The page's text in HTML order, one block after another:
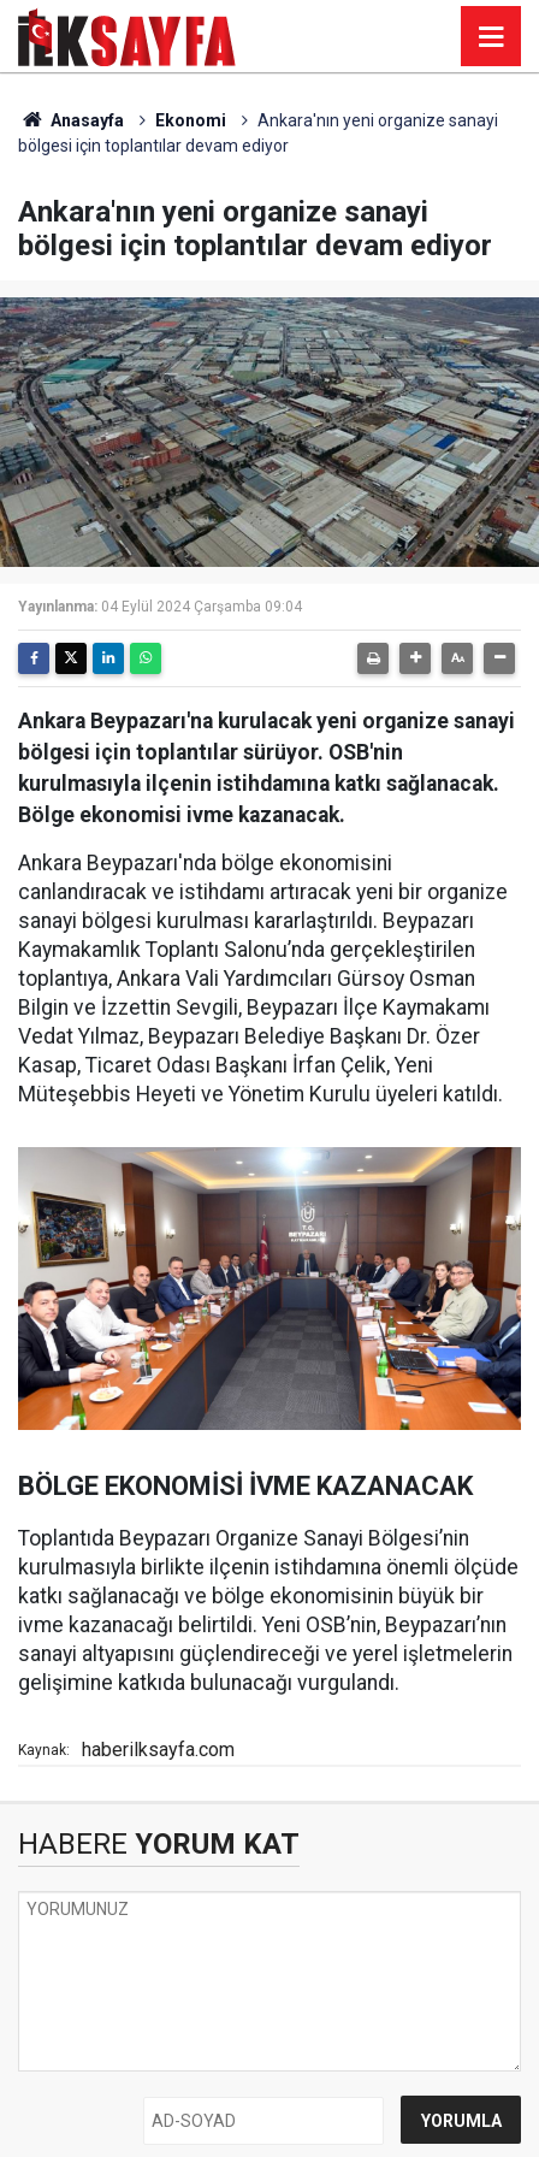
Anasayfa Ekonomi
Ankara'nın yeni organize sanayi
bölgesi için toplantılar devam ediyor
Ankara'nın yeni organize sanayi
bölgesi için toplantılar devam ediyor
Yayınlanma: 04 Eylül 2024 Çarşamba 09:04
Ankara Beypazarı'na kurulacak yeni organize sanayi
bölgesi için toplantılar sürüyor. OSB'nin
kurulmasıyla ilçenin istihdamına katkı sağlanacak.
Bölge ekonomisi ivme kazanacak.
Ankara Beypazarı'nda bölge ekonomisini
canlandıracak ve istihdamı artıracak yeni bir organize
sanayi bölgesi kurulması kararlaştırıldı. Beypazarı
Kaymakamlık Toplantı Salonu’nda gerçekleştirilen
toplantıya, Ankara Vali Yardımcıları Gürsoy Osman
Bilgin ve İzzettin Sevgili, Beypazarı İlçe Kaymakamı
Vedat Yılmaz, Beypazarı Belediye Başkanı Dr. Özer
Kasap, Ticaret Odası Başkanı İrfan Çelik, Yeni
Müteşebbis Heyeti ve Yönetim Kurulu üyeleri katıldı.
BÖLGE EKONOMİSİ İVME KAZANACAK
Toplantıda Beypazarı Organize Sanayi Bölgesi’nin
kurulmasıyla birlikte ilçenin istihdamına önemli ölçüde
katkı sağlanacağı ve bölge ekonomisinin büyük bir
ivme kazanacağı belirtildi. Yeni OSB’nin, Beypazarı’nın
sanayi altyapısını güçlendireceği ve yerel işletmelerin
gelişimine katkıda bulunacağı vurgulandı.
Kaynak: haberilksayfa.com
HABERE YORUM KAT